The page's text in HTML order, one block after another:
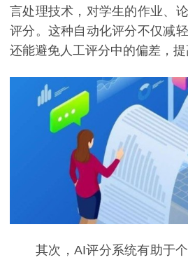
言处理技术，对学生的作业、
评分。这种自动化评分不仅减
还能避免人工评分中的偏差，提
其次，AI评分系统有助于个